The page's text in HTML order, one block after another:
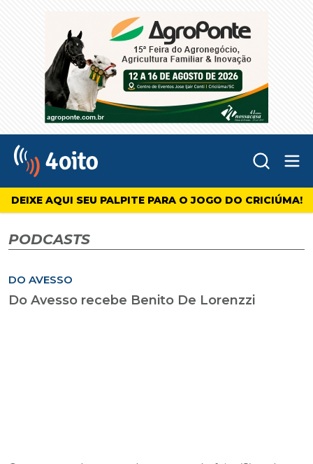
4oito
DEIXE AQUI SEU PALPITE PARA O JOGO DO CRICIÚMA!
PODCASTS
DO AVESSO
Do Avesso recebe Benito De Lorenzzi